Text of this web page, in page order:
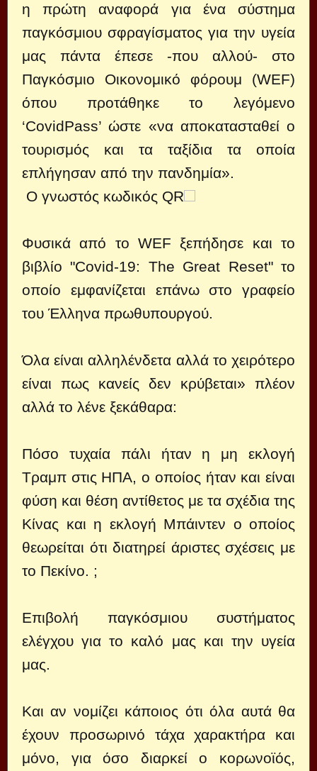
η πρώτη αναφορά για ένα σύστημα
παγκόσμιου σφραγίσματος για την υγεία
μας πάντα έπεσε -που αλλού- στο
Παγκόσμιο Οικονομικό φόρουμ (WEF)
όπου προτάθηκε το λεγόμενο
‘CovidPass’ ώστε «να αποκατασταθεί ο
τουρισμός και τα ταξίδια τα οποία
επλήγησαν από την πανδημία».
Ο γνωστός κωδικός QR
Φυσικά από το WEF ξεπήδησε και το
βιβλίο "Covid-19: Τhe Great Reset" το
οποίο εμφανίζεται επάνω στο γραφείο
του Έλληνα πρωθυπουργού.
Όλα είναι αλληλένδετα αλλά το χειρότερο
είναι πως κανείς δεν κρύβεται» πλέον
αλλά το λένε ξεκάθαρα:
Πόσο τυχαία πάλι ήταν η μη εκλογή
Τραμπ στις ΗΠΑ, ο οποίος ήταν και είναι
φύση και θέση αντίθετος με τα σχέδια της
Κίνας και η εκλογή Μπάιντεν ο οποίος
θεωρείται ότι διατηρεί άριστες σχέσεις με
το Πεκίνο. ;
Επιβολή παγκόσμιου συστήματος
ελέγχου για το καλό μας και την υγεία
μας.
Και αν νομίζει κάποιος ότι όλα αυτά θα
έχουν προσωρινό τάχα χαρακτήρα και
μόνο, για όσο διαρκεί ο κορωνοϊός,